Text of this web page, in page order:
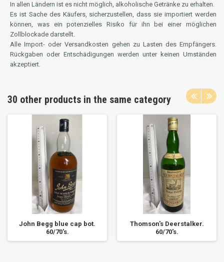
In allen Ländern ist es nicht möglich, alkoholische Getränke zu erhalten.
Es ist Sache des Käufers, sicherzustellen, dass sie importiert werden
können, was ein potenzielles Risiko für ihn bei einer möglichen
Zollblockade darstellt.
Alle Import- oder Versandkosten gehen zu Lasten des Empfängers.
Rückgaben oder Entschädigungen werden unter keinen Umständen
akzeptiert.
30 other products in the same category
John Begg blue cap bot.
60/70's.
Thomson's Deerstalker.
60/70's.